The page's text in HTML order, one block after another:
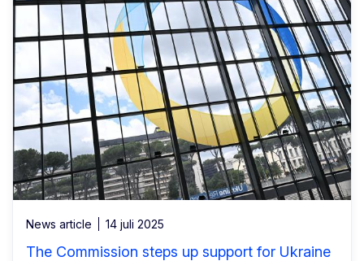
News article 14 juli 2025
The Commission steps up support for Ukraine